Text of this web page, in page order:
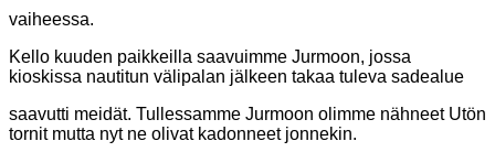
vaiheessa.
Kello kuuden paikkeilla saavuimme Jurmoon, jossa
kioskissa nautitun välipalan jälkeen takaa tuleva sadealue
saavutti meidät. Tullessamme Jurmoon olimme nähneet Utön
tornit mutta nyt ne olivat kadonneet jonnekin.